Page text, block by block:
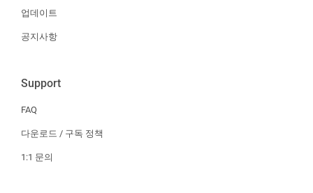
업데이트
공지사항
Support
FAQ
다운로드 / 구독 정책
1:1 문의